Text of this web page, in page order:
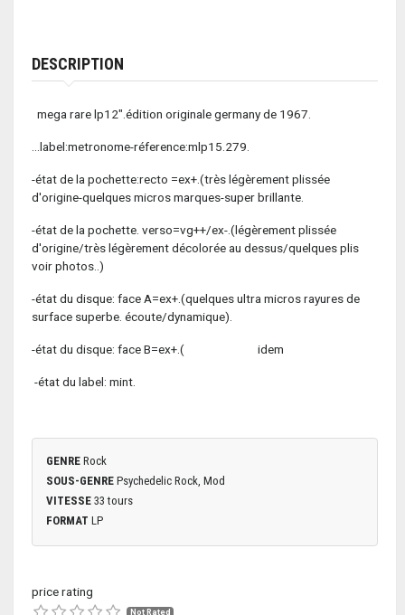
DESCRIPTION
mega rare lp12".édition originale germany de 1967.
...label:metronome-réference:mlp15.279.
-état de la pochette:recto =ex+.(très légèrement plissée
d'origine-quelques micros marques-super brillante.
-état de la pochette. verso=vg++/ex-.(légèrement plissée
d'origine/très légèrement décolorée au dessus/quelques plis
voir photos..)
-état du disque: face A=ex+.(quelques ultra micros rayures de
surface superbe. écoute/dynamique).
-état du disque: face B=ex+.( idem
-état du label: mint.
GENRE Rock
SOUS-GENRE Psychedelic Rock, Mod
VITESSE 33 tours
FORMAT LP
price rating
Not Rated